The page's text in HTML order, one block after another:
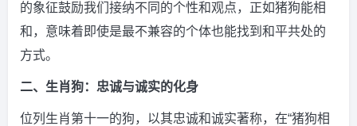
的象征鼓励我们接纳不同的个性和观点，正如猪狗能相
和，意味着即使是最不兼容的个体也能找到和平共处的
方式。
二、生肖狗：忠诚与诚实的化身
位列生肖第十一的狗，以其忠诚和诚实著称，在“猪狗相